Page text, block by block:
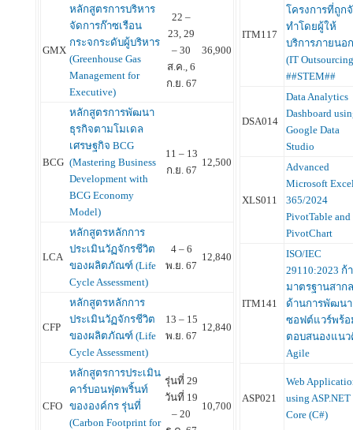
GMX
หลักสูตรการบริหาร
จัดการก๊าซเรือน
กระจกระดับผู้บริหาร
(Greenhouse Gas
Management for
Executive)
22 –
23, 29
– 30
ส.ค., 6
ก.ย. 67
36,900
BCG
หลักสูตรการพัฒนา
ธุรกิจตามโมเดล
เศรษฐกิจ BCG
(Mastering Business
Development with
BCG Economy
Model)
11 – 13
ก.ย. 67
12,500
LCA
หลักสูตรหลักการ
ประเมินวัฏจักรชีวิต
ของผลิตภัณฑ์ (Life
Cycle Assessment)
4 – 6
พ.ย. 67
12,840
CFP
หลักสูตรหลักการ
ประเมินวัฏจักรชีวิต
ของผลิตภัณฑ์ (Life
Cycle Assessment)
13 – 15
พ.ย. 67
12,840
CFO
หลักสูตรการประเมิน
คาร์บอนฟุตพริ้นท์
ขององค์กร รุ่นที่
(Carbon Footprint for
รุ่นที่ 29
วันที่ 19
– 20
10,700
ITM117
โครงการที่ถูก
ทำโดยผู้ให้
บริการภายนอก
(IT
##STEM##
DSA014
Data Analytics
Dashboard
Google Data
Studio
XLS011
Advanced
Microsoft
365/2024
PivotTable and
PivotChart
ITM141
ISO/IEC
29110:2023 ก้
มาตรฐานสากล
ด้านการพัฒนา
ซอฟต์แวร์พร้อ
ตอบสนองแน
Agile
ASP021
Web
using ASP.NET
Core (C#)